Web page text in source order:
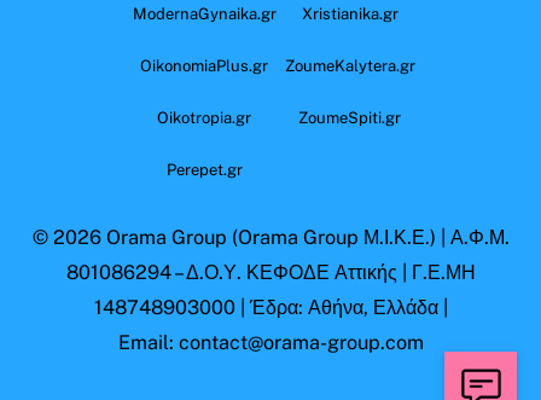
ModernaGynaika.gr Xristianika.gr
OikonomiaPlus.gr ZoumeKalytera.gr
Oikotropia.gr ZoumeSpiti.gr
Perepet.gr
© 2026 Orama Group (Orama Group Μ.Ι.Κ.Ε.) | Α.Φ.Μ.
801086294 – Δ.Ο.Υ. ΚΕΦΟΔΕ Αττικής | Γ.Ε.ΜΗ
148748903000 | Έδρα: Αθήνα, Ελλάδα |
Email: contact@orama-group.com